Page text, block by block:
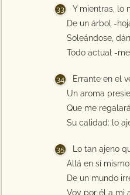
Y mientras, lo
De un árbol -
Soleándose,
Todo actual -
Errante en el
Un aroma
Que me regalará
Su calidad: lo
Lo tan ajeno
Allá en sí
De un mundo
Voy por él a mi